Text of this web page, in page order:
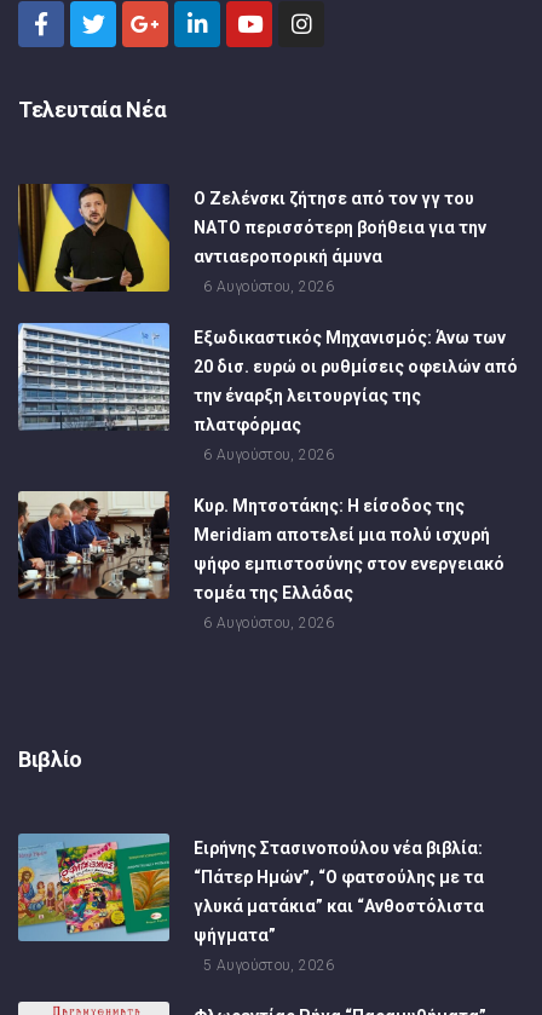
Τελευταία Νέα
Ο Ζελένσκι ζήτησε από τον γγ του
ΝΑΤΟ περισσότερη βοήθεια για την
αντιαεροπορική άμυνα
6 Αυγούστου, 2026
Εξωδικαστικός Μηχανισμός: Άνω των
20 δισ. ευρώ οι ρυθμίσεις οφειλών από
την έναρξη λειτουργίας της
πλατφόρμας
6 Αυγούστου, 2026
Κυρ. Μητσοτάκης: Η είσοδος της
Meridiam αποτελεί μια πολύ ισχυρή
ψήφο εμπιστοσύνης στον ενεργειακό
τομέα της Ελλάδας
6 Αυγούστου, 2026
Βιβλίο
Ειρήνης Στασινοπούλου νέα βιβλία:
“Πάτερ Ημών”, “Ο φατσούλης με τα
γλυκά ματάκια” και “Ανθοστόλιστα
ψήγματα”
5 Αυγούστου, 2026